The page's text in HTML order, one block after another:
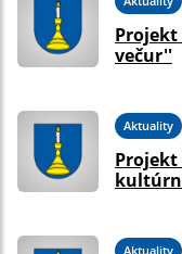
Projekt
večur''
Aktuality
Aktuality